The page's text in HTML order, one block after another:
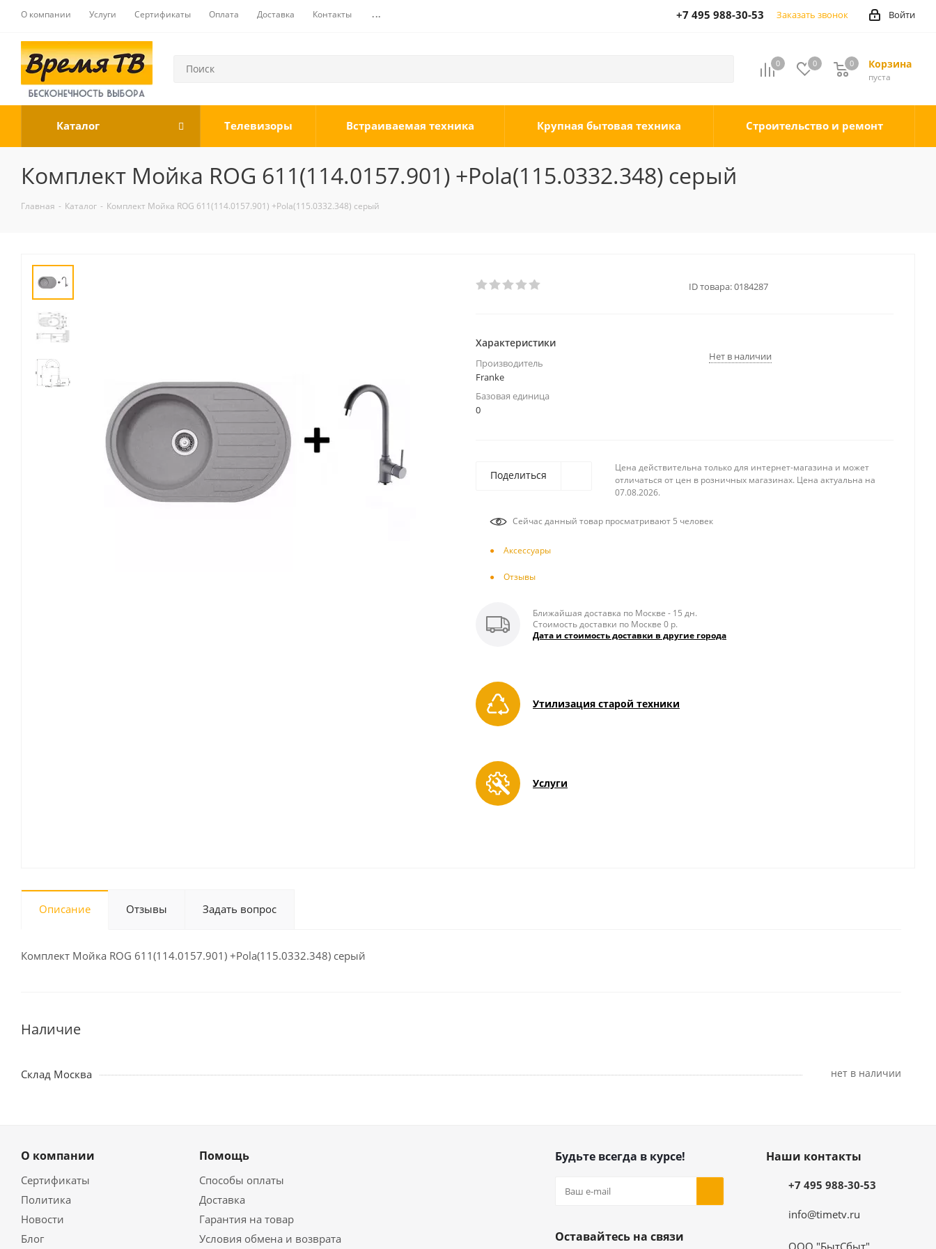
О компании Услуги Сертификаты Оплата Доставка Контакты ... Войти
+7 495 988-30-53 Заказать звонок
0 0 Корзина
0
пуста
0
Каталог Телевизоры Встраиваемая техника Крупная бытовая техника Строительство и ремонт
Комплект Мойка ROG 611(114.0157.901) +Pola(115.0332.348) серый
Главная - Каталог - Комплект Мойка ROG 611(114.0157.901) +Pola(115.0332.348) серый
ID товара:0184287
Характеристики
Производитель
Franke
Базовая единица
0
Нет в наличии
Поделиться
Цена действительна только для интернет-магазина и может
отличаться от цен в розничных магазинах. Цена актуальна на
07.08.2026.
Сейчас данный товар просматривают 5 человек
Аксесcуары
Отзывы
Ближайшая доставка по Москве - 15 дн.
Стоимость доставки по Москве 0 р.
Дата и стоимость доставки в другие города
Утилизация старой техники
Услуги
Описание Отзывы Задать вопрос
Комплект Мойка ROG 611(114.0157.901) +Pola(115.0332.348) серый
Наличие
Склад Москва Нет в наличии
О компании
Сертификаты
Политика
Новости
Блог
Помощь
Способы оплаты
Доставка
Гарантия на товар
Условия обмена и возврата
Будьте всегда в курсе!
Оставайтесь на связи
Наши контакты
+7 495 988-30-53
info@timetv.ru
ООО "БытСбыт".